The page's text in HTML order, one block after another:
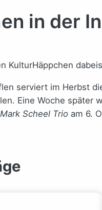
in der
KulturHäppchen
serviert im Herbst
Eine Woche später
Mark Scheel Trio am 6.